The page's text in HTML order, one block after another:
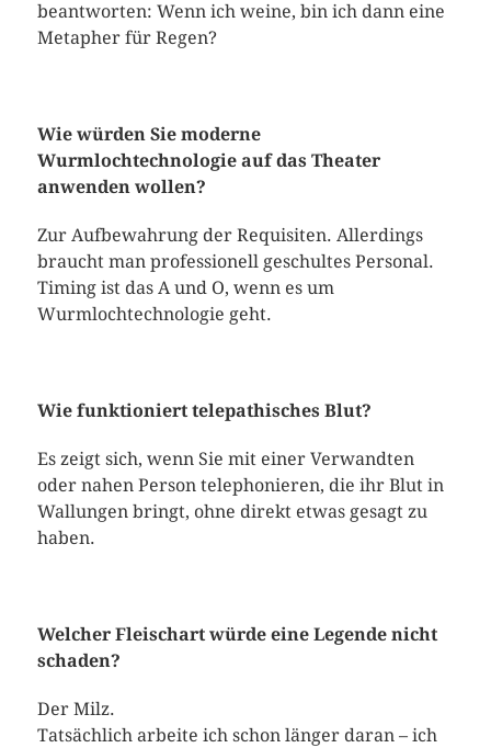
beantworten: Wenn ich weine, bin ich dann eine
Metapher für Regen?
Wie würden Sie moderne
Wurmlochtechnologie auf das Theater
anwenden wollen?
Zur Aufbewahrung der Requisiten. Allerdings
braucht man professionell geschultes Personal.
Timing ist das A und O, wenn es um
Wurmlochtechnologie geht.
Wie funktioniert telepathisches Blut?
Es zeigt sich, wenn Sie mit einer Verwandten
oder nahen Person telephonieren, die ihr Blut in
Wallungen bringt, ohne direkt etwas gesagt zu
haben.
Welcher Fleischart würde eine Legende nicht
schaden?
Der Milz.
Tatsächlich arbeite ich schon länger daran – ich